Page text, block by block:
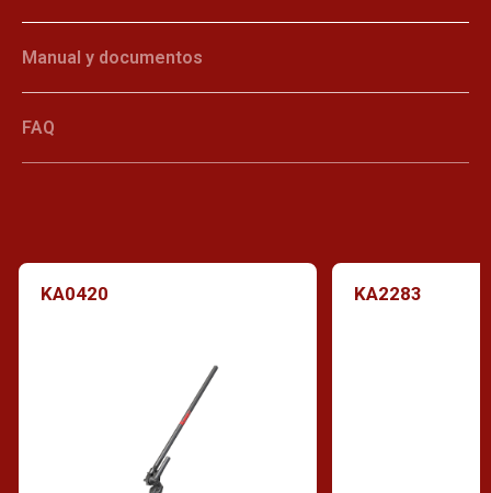
Manual y documentos
FAQ
KA0420 KA2283